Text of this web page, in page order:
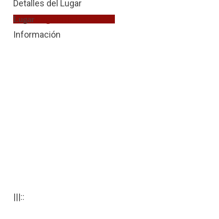
Detalles del Lugar
LugarJuzgado de Instrucción
Información
|||::